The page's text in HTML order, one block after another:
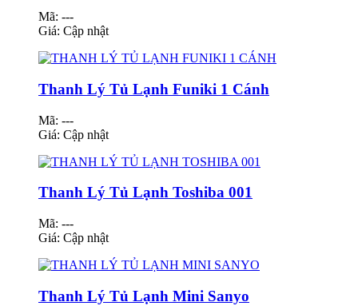
Mã: ---
Giá: Cập nhật
Thanh Lý Tủ Lạnh Funiki 1 Cánh
Mã: ---
Giá: Cập nhật
Thanh Lý Tủ Lạnh Toshiba 001
Mã: ---
Giá: Cập nhật
Thanh Lý Tủ Lạnh Mini Sanyo